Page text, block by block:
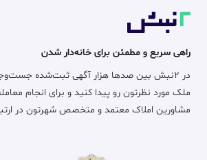
راهی سریع و مطمئن برای خانه‌دار شدن
در ۲نبش بین صدها هزار آگهی ثبت‌شده
ملک مورد نظرتون رو پیدا کنید و برای انجام
مشاورین املاک معتمد و متخصص شهرتون در